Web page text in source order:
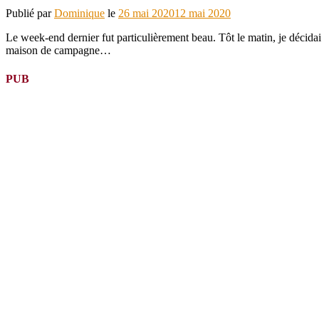
Publié parDominique le 26 mai 202012 mai 2020
Le week-end dernier fut particulièrement beau. Tôt le matin, je décidai
maison de campagne…
PUB